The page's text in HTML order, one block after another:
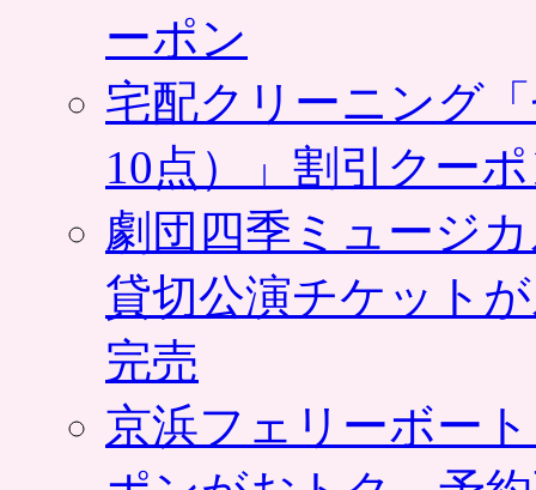
ーポン
宅配クリーニング
10点）」割引クー
劇団四季ミュージ
貸切公演チケット
完売
京浜フェリーボー